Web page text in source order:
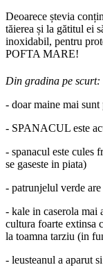
Deoarece ștevia
tăierea și la gătitul ei
inoxidabil, pentru
POFTA MARE!
Din gradina pe scurt:
- doar maine mai
- SPANACUL este
- spanacul este cules
se gaseste in piata)
- patrunjelul verde
- kale in caserola mai
cultura foarte extinsa
la toamna tarziu (in
- leusteanul a aparut